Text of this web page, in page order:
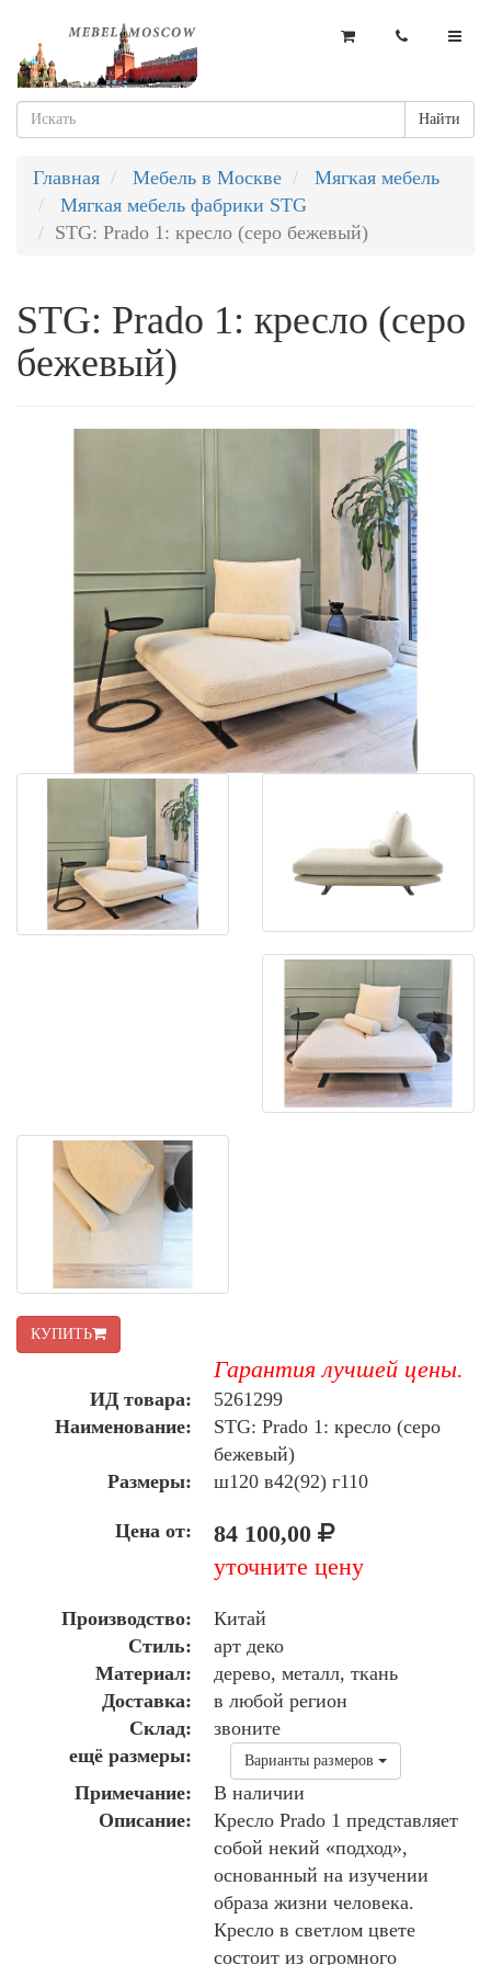
Найти
Главная Мебель в Москве
Мягкая мебель
Мягкая мебель фабрики STG
STG: Prado 1: кресло (серо бежевый)
STG: Prado 1: кресло (серо
бежевый)
КУПИТЬ
Гарантия лучшей цены.
ИД товара:
5261299
Наименование:
STG: Prado 1: кресло (серо
бежевый)
Размеры:
ш120 в42(92) г110
Цена от:
84 100,00
уточните цену
Производство:
Китай
Стиль:
арт деко
Материал:
дерево, металл, ткань
Доставка:
в любой регион
Склад:
звоните
ещё размеры:
Варианты размеров
Примечание:
В наличии
Описание:
Кресло Prado 1 представляет
собой некий «подход»,
основанный на изучении
образа жизни человека.
Кресло в светлом цвете
состоит из огромного